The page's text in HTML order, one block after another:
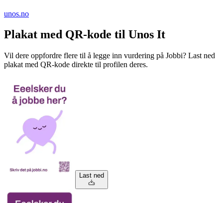
unos.no
Plakat med QR-kode til Unos It
Vil dere oppfordre flere til å legge inn vurdering på Jobbi? Last ned
plakat med QR-kode direkte til profilen deres.
Last ned